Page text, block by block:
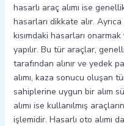
hasarlı araç alımı ise
hasarları dikkate alır.
kısımdaki hasarları
yapılır. Bu tür araçlar,
tarafından alınır ve yedek
alımı, kaza sonucu oluşan
sahiplerine uygun bir alım
alımı ise kullanılmış
işlemidir. Hasarlı oto alımı